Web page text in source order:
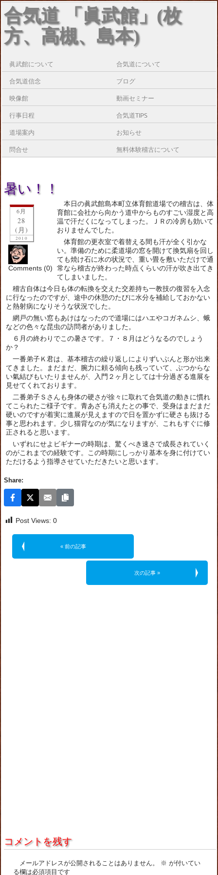
合気道 「眞武館」(枚
方、高槻、島本)
眞武館について 合気道について
合気道信念 ブログ
映像館 動画セミナー
行事日程 合気道TIPS
道場案内 お知らせ
問合せ 無料体験稽古について
暑い！！
6月
28
(月)
2010
Comments (0)
本日の眞武館島本町立体育館道場での稽古は、体
育館に会社から向かう道中からものすごい湿度と高
温で汗だくになってしまった。ＪＲの冷房も効いて
おりませんでした。
体育館の更衣室で着替える間も汗が全く引かな
い。準備のために柔道場の窓を開けて換気扇を回し
ても焼け石に水の状況で、重い畳を敷いただけで通
常なら稽古が終わった時点くらいの汗が吹き出てき
てしまいました。
稽古自体は今日も体の転換を交えた交差持ち一教技の復習を入念
に行なったのですが、途中の休憩のたびに水分を補給しておかない
と熱射病になりそうな状況でした。
網戸の無い窓もあけはなったので道場にはハエやコガネムシ、蛾
などの色々な昆虫の訪問者がありました。
６月の終わりでこの暑さです。７・８月はどうなるのでしょう
か？
一番弟子Ｋ君は、基本稽古の繰り返しによりずいぶんと形が出来
てきました。まだまだ、腕力に頼る傾向も残っていて、ぶつからな
い氣結びもいたりませんが、入門２ヶ月としては十分過ぎる進展を
見せてくれております。
二番弟子Ｓさんも身体の硬さが徐々に取れて合気道の動きに慣れ
てこられたご様子です。青あざも消えたとの事で、受身はまだまだ
硬いのですが着実に進展が見えますので日を置かずに硬さも抜ける
事と思われます。少し猫背なのが気になりますが、これもすぐに修
正されると思います。
いずれにせよビギナーの時期は、驚くべき速さで成長されていく
のがこれまでの経験です。この時期にしっかり基本を身に付けてい
ただけるよう指導させていただきたいと思います。
Share:
Post Views: 0
« 前の記事
次の記事 »
コメントを残す
メールアドレスが公開されることはありません。 ※ が付いてい
る欄は必須項目です